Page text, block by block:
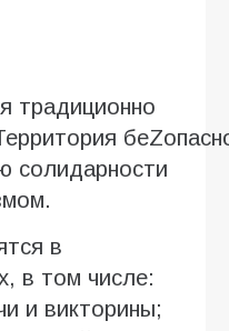
традиционно
солидарности
в
в том числе:
и викторины;